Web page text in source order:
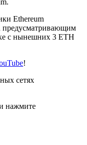
Ethereum
предусматривающим
с нынешних 3 ETH
!
сетях
нажмите